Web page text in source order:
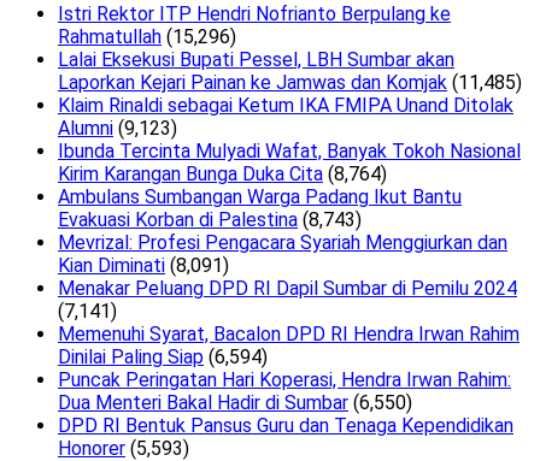
Istri Rektor ITP Hendri Nofrianto Berpulang ke
Rahmatullah (15,296)
Lalai Eksekusi Bupati Pessel, LBH Sumbar akan
Laporkan Kejari Painan ke Jamwas dan Komjak (11,485)
Klaim Rinaldi sebagai Ketum IKA FMIPA Unand Ditolak
Alumni (9,123)
Ibunda Tercinta Mulyadi Wafat, Banyak Tokoh Nasional
Kirim Karangan Bunga Duka Cita (8,764)
Ambulans Sumbangan Warga Padang Ikut Bantu
Evakuasi Korban di Palestina (8,743)
Mevrizal: Profesi Pengacara Syariah Menggiurkan dan
Kian Diminati (8,091)
Menakar Peluang DPD RI Dapil Sumbar di Pemilu 2024
(7,141)
Memenuhi Syarat, Bacalon DPD RI Hendra Irwan Rahim
Dinilai Paling Siap (6,594)
Puncak Peringatan Hari Koperasi, Hendra Irwan Rahim:
Dua Menteri Bakal Hadir di Sumbar (6,550)
DPD RI Bentuk Pansus Guru dan Tenaga Kependidikan
Honorer (5,593)